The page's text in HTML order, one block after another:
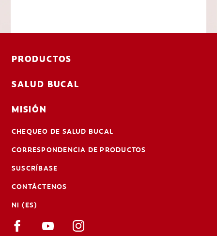
PRODUCTOS
SALUD BUCAL
MISIÓN
CHEQUEO DE SALUD BUCAL
CORRESPONDENCIA DE PRODUCTOS
SUSCRÍBASE
CONTÁCTENOS
NI (ES)